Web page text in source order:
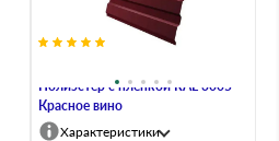
Полиэстер с пленкой RAL 3005
Красное вино
Характеристики